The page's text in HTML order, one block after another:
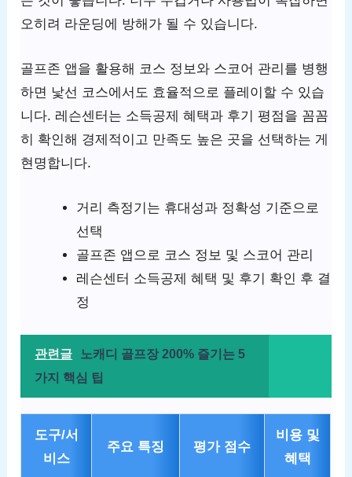
오히려 라운딩에 방해가 될 수 있습니다.
골프존 앱을 활용해 코스 정보와 스코어 관리를 병행
하면 낯선 코스에서도 효율적으로 플레이할 수 있습
니다. 레슨센터는 소득공제 혜택과 후기 평점을 꼼꼼
히 확인해 경제적이고 만족도 높은 곳을 선택하는 게
현명합니다.
거리 측정기는 휴대성과 정확성 기준으로
선택
골프존 앱으로 코스 정보 및 스코어 관리
레슨센터 소득공제 혜택 및 후기 확인 후 결
정
관련글
노캐디 골프장 200% 즐기는 5
가지 핵심 팁
도구/서
비스
주요 특징 평가 점수
비용 및
혜택